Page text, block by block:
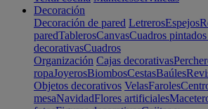
Decoración
Decoración de pared LetrerosEspejos
paredTablerosCanvasCuadros
decorativasCuadros
Organización Cajas decorativas
ropaJoyerosBiombosCestasBaúles
Objetos decorativos VelasFaroles
mesaNavidadFlores artificiales